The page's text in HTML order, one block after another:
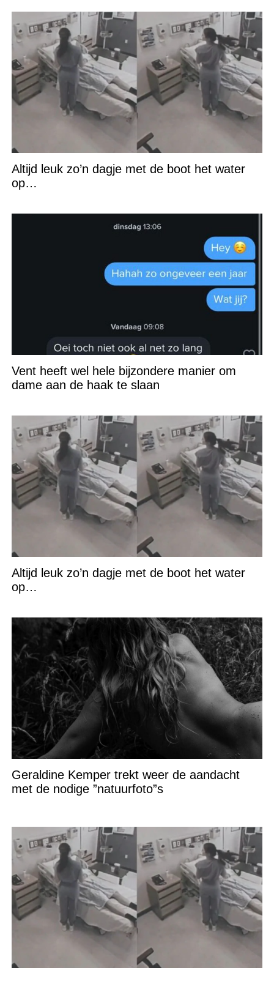
Altijd leuk zo’n dagje met de boot het water
op…
Vent heeft wel hele bijzondere manier om
dame aan de haak te slaan
Altijd leuk zo’n dagje met de boot het water
op…
Geraldine Kemper trekt weer de aandacht
met de nodige ”natuurfoto”s